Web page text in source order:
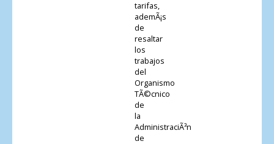
tarifas,
ademÃ¡s
de
resaltar
los
trabajos
del
Organismo
TÃ©cnico
de
la
AdministraciÃ³n
de